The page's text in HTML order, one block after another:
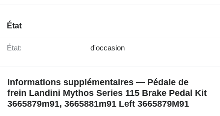
État
État: d'occasion
Informations supplémentaires — Pédale de
frein Landini Mythos Series 115 Brake Pedal Kit
3665879m91, 3665881m91 Left 3665879M91